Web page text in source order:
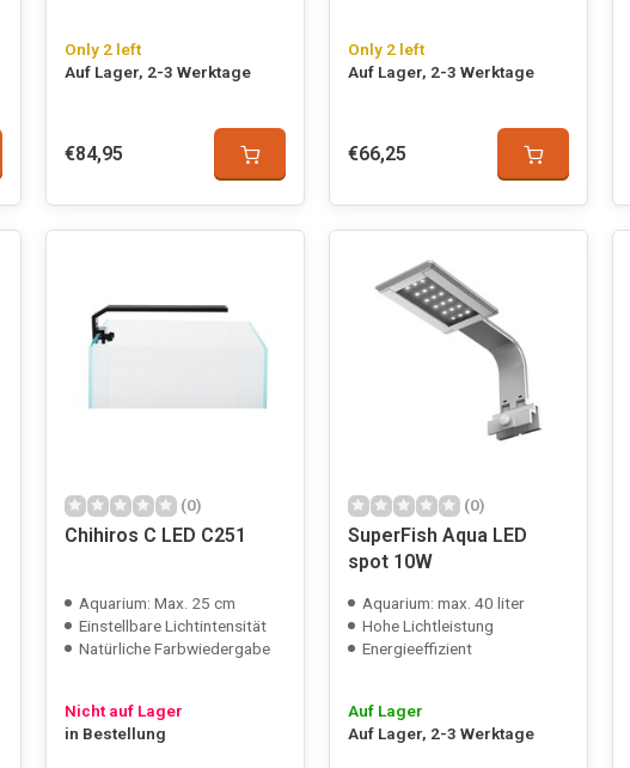
Only 2 left
Auf Lager, 2-3 Werktage
€84,95
Only 2 left
Auf Lager, 2-3 Werktage
€66,25
(0)
Chihiros C LED C251
Aquarium: Max. 25 cm
Einstellbare Lichtintensität
Natürliche Farbwiedergabe
Nicht auf Lager
in Bestellung
(0)
SuperFish Aqua LED
spot 10W
Aquarium: max. 40 liter
Hohe Lichtleistung
Energieeffizient
Auf Lager
Auf Lager, 2-3 Werktage